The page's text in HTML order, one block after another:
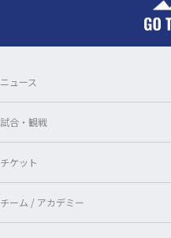
ニュース
試合・観戦
チケット
チーム / アカデミー